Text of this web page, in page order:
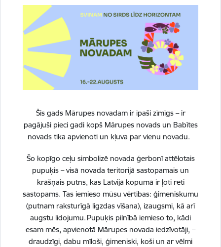
Šis gads Mārupes novadam ir īpaši zīmīgs – ir
pagājuši pieci gadi kopš Mārupes novads un Babītes
novads tika apvienoti un kļuva par vienu novadu.
Šo kopīgo ceļu simbolizē novada ģerbonī attēlotais
pupuķis – visā novada teritorijā sastopamais un
krāšņais putns, kas Latvijā kopumā ir ļoti reti
sastopams. Tas iemieso mūsu vērtības: ģimeniskumu
(putnam raksturīgā ligzdas vīšana), izaugsmi, kā arī
augstu lidojumu. Pupuķis pilnībā iemieso to, kādi
esam mēs, apvienotā Mārupes novada iedzīvotāji, –
draudzīgi, dabu mīloši, ģimeniski, koši un ar vēlmi
06.08.2026. Sabiedrība
Tuvojas jaunais mācību gads. Parūpēsimies
kopā par bērnu drošību!
05.08.2026. Drošība Izglītība